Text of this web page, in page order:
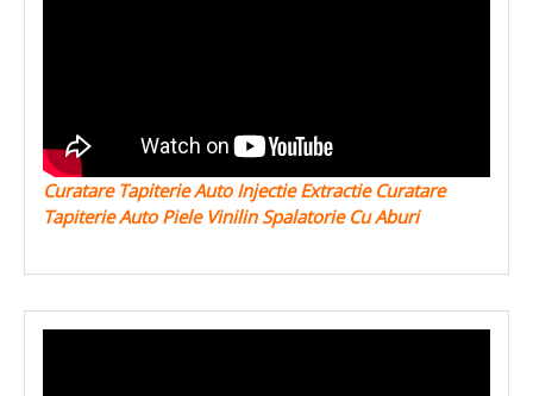
Curatare Tapiterie Auto Injectie Extractie Curatare
Tapiterie Auto Piele Vinilin Spalatorie Cu Aburi